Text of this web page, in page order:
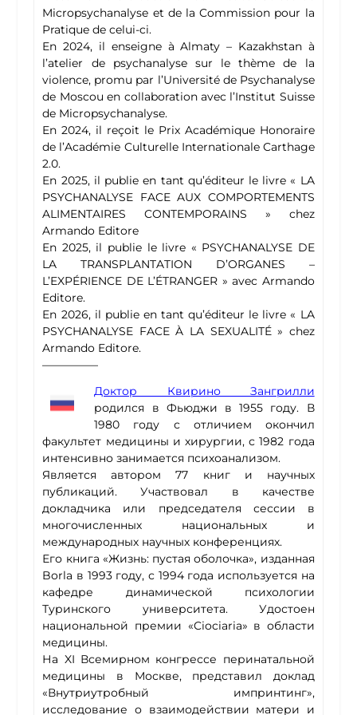
Micropsychanalyse et de la Commission pour la
Pratique de celui-ci.
En 2024, il enseigne à Almaty – Kazakhstan à
l’atelier de psychanalyse sur le thème de la
violence, promu par l’Université de Psychanalyse
de Moscou en collaboration avec l’Institut Suisse
de Micropsychanalyse.
En 2024, il reçoit le Prix Académique Honoraire
de l’Académie Culturelle Internationale Carthage
2.0.
En 2025, il publie en tant qu’éditeur le livre « LA
PSYCHANALYSE FACE AUX COMPORTEMENTS
ALIMENTAIRES CONTEMPORAINS » chez
Armando Editore
En 2025, il publie le livre « PSYCHANALYSE DE
LA TRANSPLANTATION D’ORGANES –
L’EXPÉRIENCE DE L’ÉTRANGER » avec Armando
Editore.
En 2026, il publie en tant qu’éditeur le livre « LA
PSYCHANALYSE FACE À LA SEXUALITÉ » chez
Armando Editore.
—————
Доктор Квирино Зангрилли
родился в Фьюджи в 1955 году. В
1980 году с отличием окончил
факультет медицины и хирургии, с 1982 года
интенсивно занимается психоанализом.
Является автором 77 книг и научных
публикаций. Участвовал в качестве
докладчика или председателя сессии в
многочисленных национальных и
международных научных конференциях.
Его книга «Жизнь: пустая оболочка», изданная
Borla в 1993 году, с 1994 года используется на
кафедре динамической психологии
Туринского университета. Удостоен
национальной премии «Ciociaria» в области
медицины.
На XI Всемирном конгрессе перинатальной
медицины в Москве, представил доклад
«Внутриутробный импринтинг»,
исследование о взаимодействии матери и